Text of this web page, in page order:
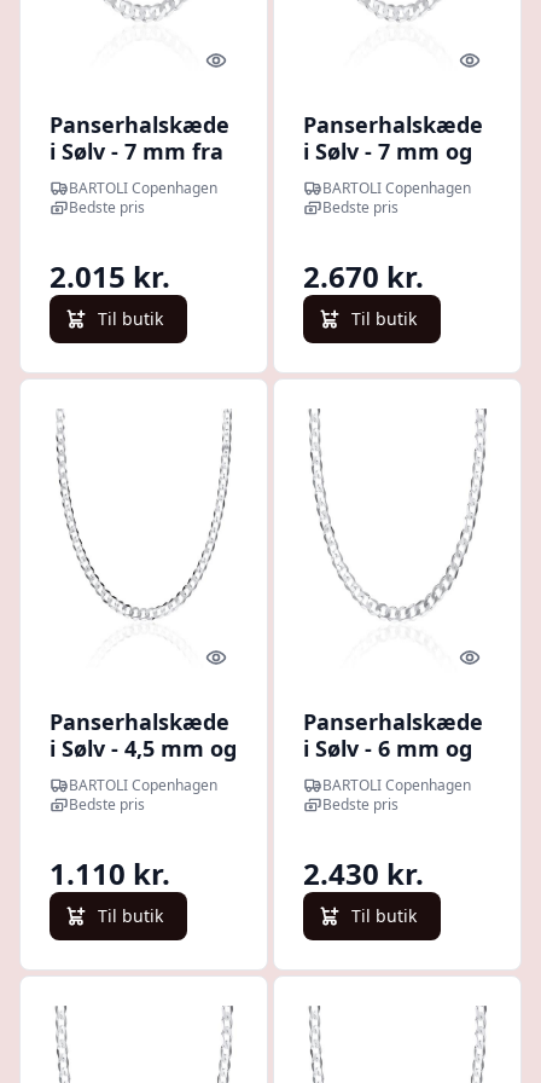
Quick look
Panserhalskæde
i Sølv - 7 mm fra
45 cm
BARTOLI Copenhagen
Bedste pris
2.015 kr.
Til butik
Quick
Panserhalskæde
i Sølv - 7 mm og
60 cm
BARTOLI Copenhagen
Bedste pris
2.670 kr.
Til butik
Quick look
Panserhalskæde
i Sølv - 4,5 mm og
50 cm
BARTOLI Copenhagen
Bedste pris
1.110 kr.
Til butik
Quick
Panserhalskæde
i Sølv - 6 mm og
60 cm
BARTOLI Copenhagen
Bedste pris
2.430 kr.
Til butik